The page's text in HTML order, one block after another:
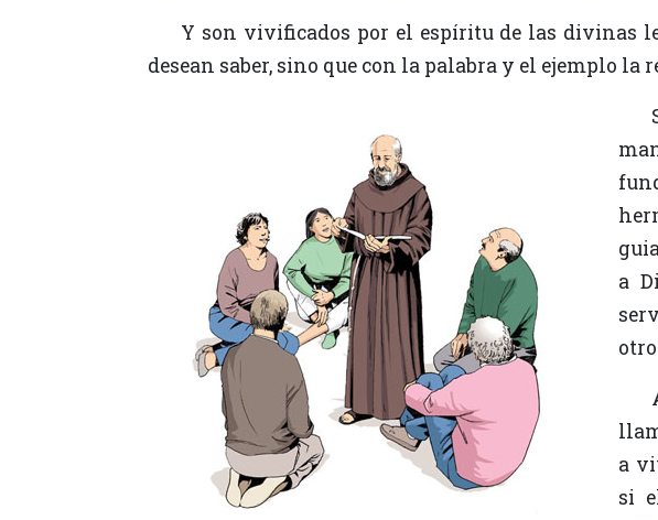
Y son vivificados por el espíritu de las divinas letras aquellos que no atribuyen al propio yo toda la letra que saben y
desean saber, sino que con la palabra y el ejemplo
Se trata entonces de
a
Algunos meses
a
si